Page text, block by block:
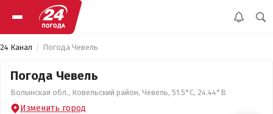
24 Канал Погода Чевель
Погода Чевель
Волынская обл., Ковельский район, Чевель, 51.5°С, 24.44°В
Изменить город